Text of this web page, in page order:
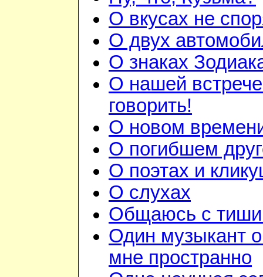
О вкусах не
О двух
О знаках
О нашей
говорить!
О новом
О погибшем
О поэтах и
О слухах
Общаюсь с
Один музыкант
мне пространно